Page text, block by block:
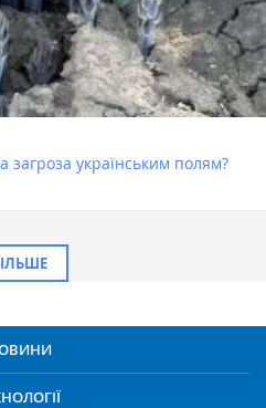
загроза українським полям?